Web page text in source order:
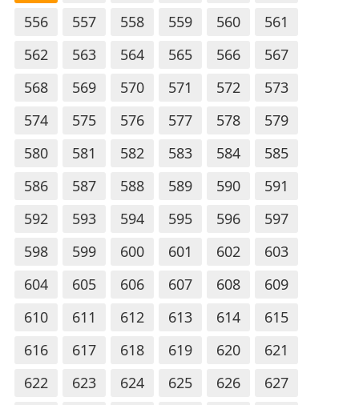
556
557 558 559 560
561
562
563 564 565 566
567
568
569 570 571 572
573
574
575 576 577 578
579
580
581 582 583 584
585
586
587 588 589 590
591
592
593 594 595 596
597
598
599 600 601 602
603
604
605 606 607 608
609
610
611 612 613 614
615
616
617 618 619 620
621
622
623 624 625 626
627